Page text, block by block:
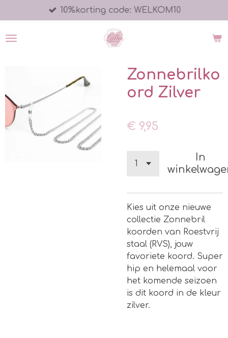
direct
naar
10%korting code: WELKOM10
Zonnebrilko
ord Zilver
€ 9,95
In
Kies uit onze nieuwe
collectie Zonnebril
koorden van Roestvrij
staal (RVS), jouw
favoriete koord. Super
hip en helemaal voor
het komende seizoen
is dit koord in de kleur
zilver.